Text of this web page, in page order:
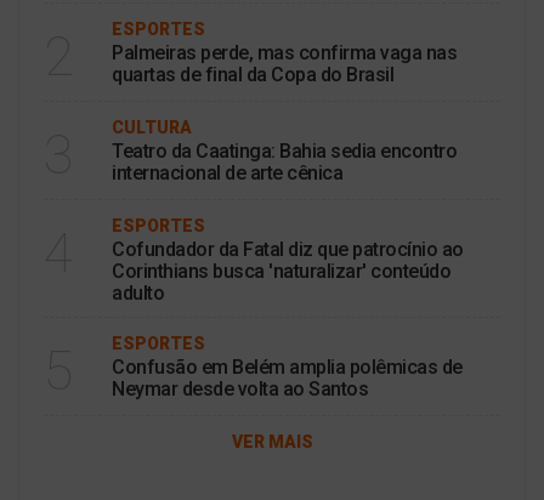
ESPORTES
Palmeiras perde, mas confirma vaga nas
quartas de final da Copa do Brasil
CULTURA
Teatro da Caatinga: Bahia sedia encontro
internacional de arte cênica
ESPORTES
Cofundador da Fatal diz que patrocínio ao
Corinthians busca 'naturalizar' conteúdo
adulto
ESPORTES
Confusão em Belém amplia polêmicas de
Neymar desde volta ao Santos
VER MAIS